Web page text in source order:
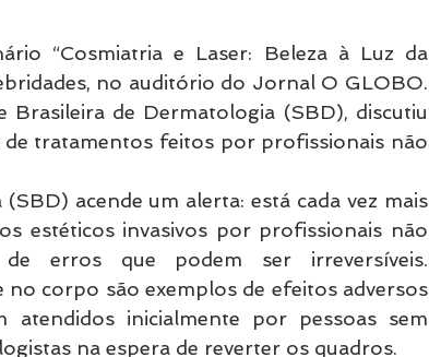
“Cosmiatria e Laser: Beleza à Luz da
no auditório do Jornal O GLOBO.
Brasileira de Dermatologia (SBD), discutiu
de tratamentos feitos por profissionais não
acende um alerta: está cada vez mais
estéticos invasivos por profissionais não
erros que podem ser irreversíveis.
corpo são exemplos de efeitos adversos
inicialmente por pessoas sem
na espera de reverter os quadros.